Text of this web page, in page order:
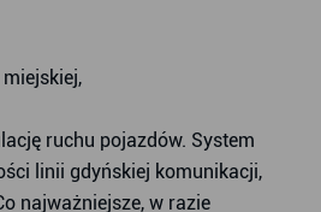
ruchu pojazdów. System
linii gdyńskiej komunikacji,
najważniejsze, w razie